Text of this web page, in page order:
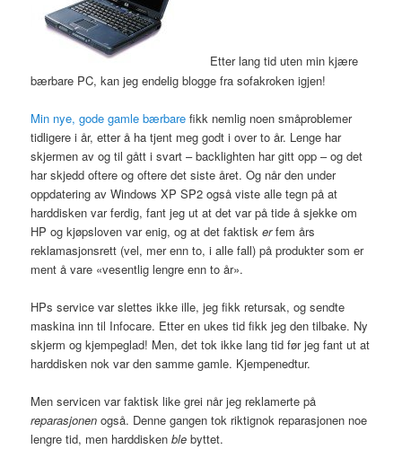
Etter lang tid uten min kjære
bærbare PC, kan jeg endelig blogge fra sofakroken igjen!
Min nye, gode gamle bærbare fikk nemlig noen småproblemer
tidligere i år, etter å ha tjent meg godt i over to år. Lenge har
skjermen av og til gått i svart – backlighten har gitt opp – og det
har skjedd oftere og oftere det siste året. Og når den under
oppdatering av Windows XP SP2 også viste alle tegn på at
harddisken var ferdig, fant jeg ut at det var på tide å sjekke om
HP og kjøpsloven var enig, og at det faktiskerfem års
reklamasjonsrett (vel, mer enn to, i alle fall) på produkter som er
ment å vare «vesentlig lengre enn to år».
HPs service var slettes ikke ille, jeg fikk retursak, og sendte
maskina inn til Infocare. Etter en ukes tid fikk jeg den tilbake. Ny
skjerm og kjempeglad! Men, det tok ikke lang tid før jeg fant ut at
harddisken nok var den samme gamle. Kjempenedtur.
Men servicen var faktisk like grei når jeg reklamerte på
reparasjonen også. Denne gangen tok riktignok reparasjonen noe
lengre tid, men harddiskenble byttet.